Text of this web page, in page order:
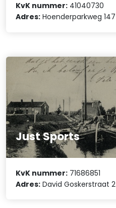
KvK nummer: 41040730
Adres: Hoenderparkweg 147
Just Sports
KvK nummer: 71686851
Adres: David Goskerstraat 2